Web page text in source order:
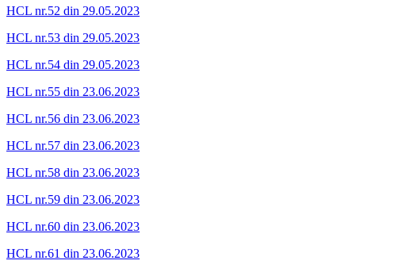
HCL nr.52 din 29.05.2023
HCL nr.53 din 29.05.2023
HCL nr.54 din 29.05.2023
HCL nr.55 din 23.06.2023
HCL nr.56 din 23.06.2023
HCL nr.57 din 23.06.2023
HCL nr.58 din 23.06.2023
HCL nr.59 din 23.06.2023
HCL nr.60 din 23.06.2023
HCL nr.61 din 23.06.2023